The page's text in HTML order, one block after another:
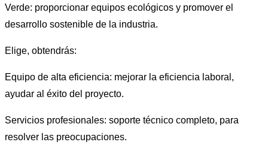
Verde: proporcionar equipos ecológicos y promover el
desarrollo sostenible de la industria.
Elige, obtendrás:
Equipo de alta eficiencia: mejorar la eficiencia laboral,
ayudar al éxito del proyecto.
Servicios profesionales: soporte técnico completo, para
resolver las preocupaciones.